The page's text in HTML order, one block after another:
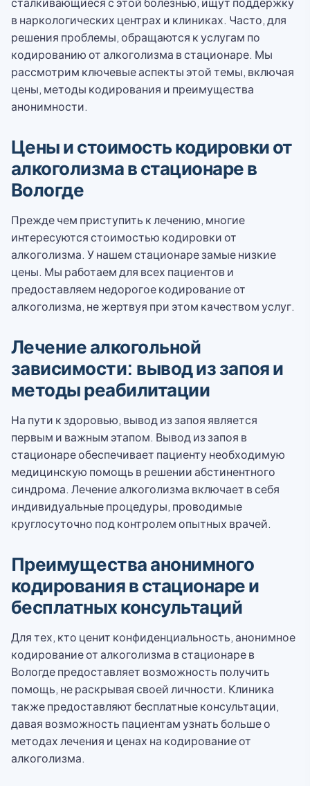
в наркологических центрах и клиниках. Часто, для
решения проблемы, обращаются к услугам по
кодированию от алкоголизма в стационаре. Мы
рассмотрим ключевые аспекты этой темы, включая
цены, методы кодирования и преимущества
анонимности.
Цены и стоимость кодировки от
алкоголизма в стационаре в
Вологде
Прежде чем приступить к лечению, многие
интересуются стоимостью кодировки от
алкоголизма. У нашем стационаре замые низкие
цены. Мы работаем для всех пациентов и
предоставляем недорогое кодирование от
алкоголизма, не жертвуя при этом качеством услуг.
Лечение алкогольной
зависимости: вывод из запоя и
методы реабилитации
На пути к здоровью, вывод из запоя является
первым и важным этапом. Вывод из запоя в
стационаре обеспечивает пациенту необходимую
медицинскую помощь в решении абстинентного
синдрома. Лечение алкоголизма включает в себя
индивидуальные процедуры, проводимые
круглосуточно под контролем опытных врачей.
Преимущества анонимного
кодирования в стационаре и
бесплатных консультаций
Для тех, кто ценит конфиденциальность, анонимное
кодирование от алкоголизма в стационаре в
Вологде предоставляет возможность получить
помощь, не раскрывая своей личности. Клиника
также предоставляют бесплатные консультации,
давая возможность пациентам узнать больше о
методах лечения и ценах на кодирование от
алкоголизма.